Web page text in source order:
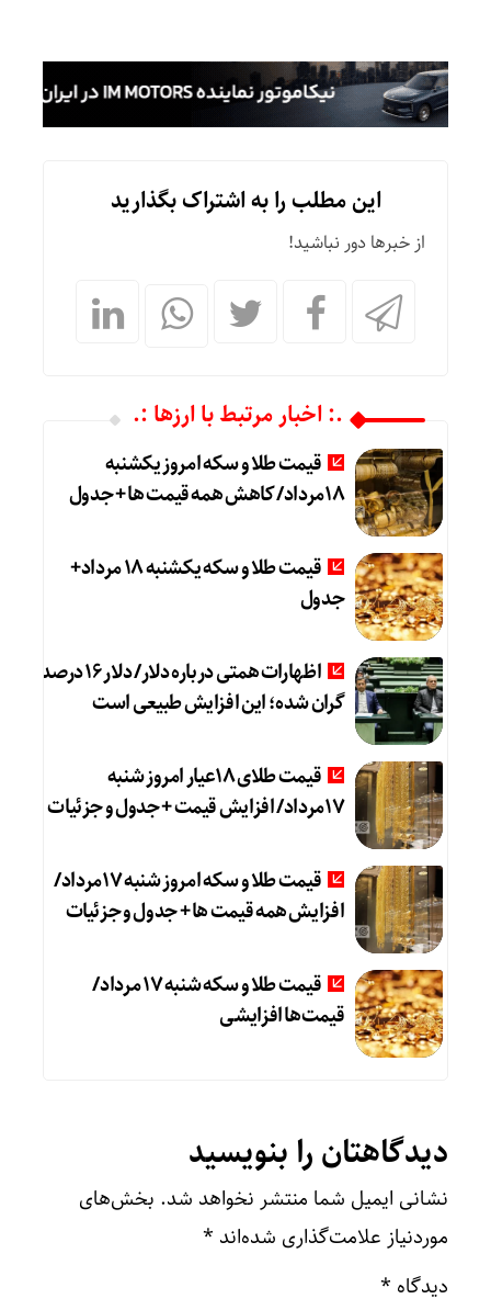
این مطلب را به اشتراک بگذارید
از خبرها دور نباشید!
.: اخبار مرتبط با ارزها :.
قیمت طلا و سکه امروز یکشنبه
18مرداد/ کاهش همه قیمت ها + جدول
قیمت طلا و سکه یکشنبه 18 مرداد+
جدول
اظهارات همتی درباره دلار/ دلار ۱۶ درصد
گران شده؛ این افزایش طبیعی است
قیمت طلای 18عیار امروز شنبه
17مرداد/ افزایش قیمت + جدول و جزئیات
قیمت طلا و سکه امروز شنبه 17مرداد/
افزایش همه قیمت ها + جدول و جزئیات
قیمت طلا و سکه شنبه 17 مرداد/
قیمت‌ها افزایشی
دیدگاهتان را بنویسید
نشانی ایمیل شما منتشر نخواهد شد. بخش‌های
موردنیاز علامت‌گذاری شده‌اند *
دیدگاه *